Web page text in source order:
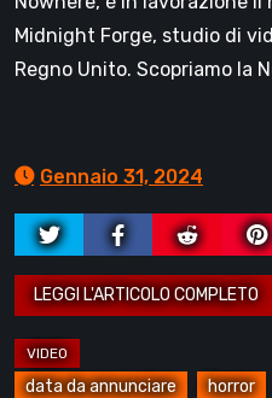
Midnight Forge, studio di
Regno Unito. Scopriamo la
Gennaio 31, 2024
data da annunciare horror